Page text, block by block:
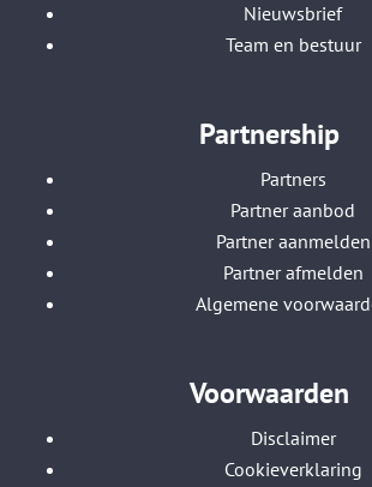
Nieuwsbrief
Team en bestuur
Partnership
Partners
Partner aanbod
Partner aanmelden
Partner afmelden
Algemene
Voorwaarden
Disclaimer
Cookieverklaring